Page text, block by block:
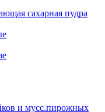
сахарная пудра
и мусс.пирожных